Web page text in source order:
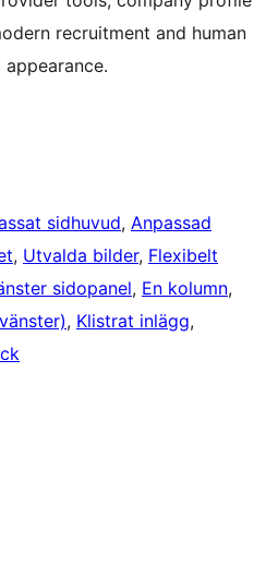
recruitment and human
sidhuvud, Anpassad
, Utvalda bilder, Flexibelt
sidopanel, En kolumn
, Klistrat inlägg